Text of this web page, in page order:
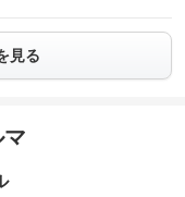
見る